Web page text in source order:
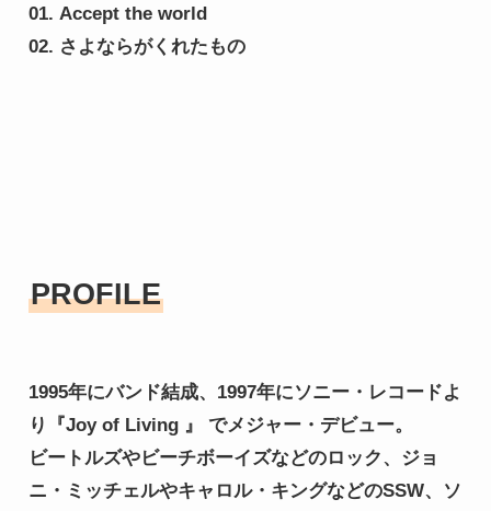
01. Accept the world
02. さよならがくれたもの
PROFILE
1995年にバンド結成、1997年にソニー・レコードよ
り『Joy of Living 』 でメジャー・デビュー。
ビートルズやビーチボーイズなどのロック、ジョ
ニ・ミッチェルやキャロル・キングなどのSSW、ソ